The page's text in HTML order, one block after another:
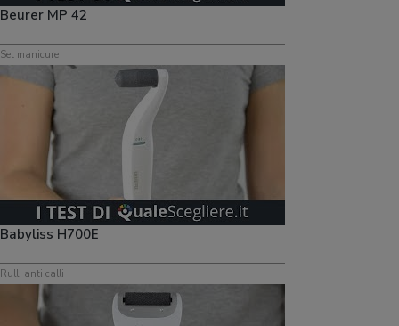
Beurer MP 42
Set manicure
Babyliss H700E
Rulli anti calli